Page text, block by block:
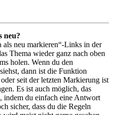
neu?
neu markieren“-Links in der
Thema wieder ganz nach oben
holen. Wenn du den
dann ist die Funktion
seit der letzten Markierung ist
Es ist auch möglich, das
indem du einfach eine Antwort
sicher, dass du die Regeln